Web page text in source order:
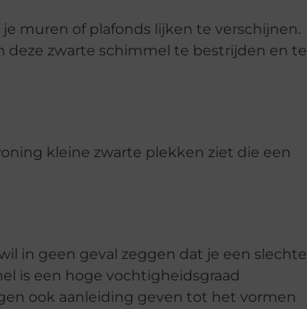
muren of plafonds lijken te verschijnen.
deze zwarte schimmel te bestrijden en te
kleine zwarte plekken ziet die een
in geen geval zeggen dat je een slechte
is een hoge vochtigheidsgraad
ook aanleiding geven tot het vormen